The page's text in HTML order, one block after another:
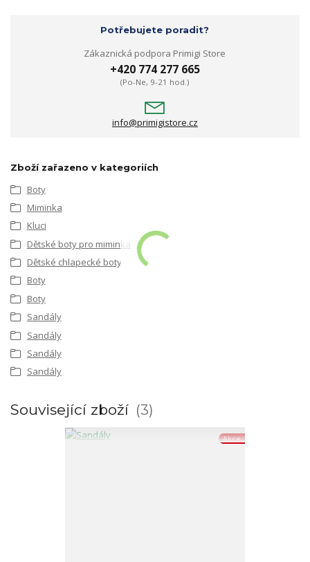
Potřebujete poradit?
Zákaznická podpora Primigi Store
+420 774 277 665
(Po-Ne, 9-21 hod.)
info@primigistore.cz
Zboží zařazeno v kategoriích
Boty
Miminka
Kluci
Dětské boty pro miminka
Dětské chlapecké boty
Boty
Boty
Sandály
Sandály
Sandály
Sandály
Související zboží 3
Akce